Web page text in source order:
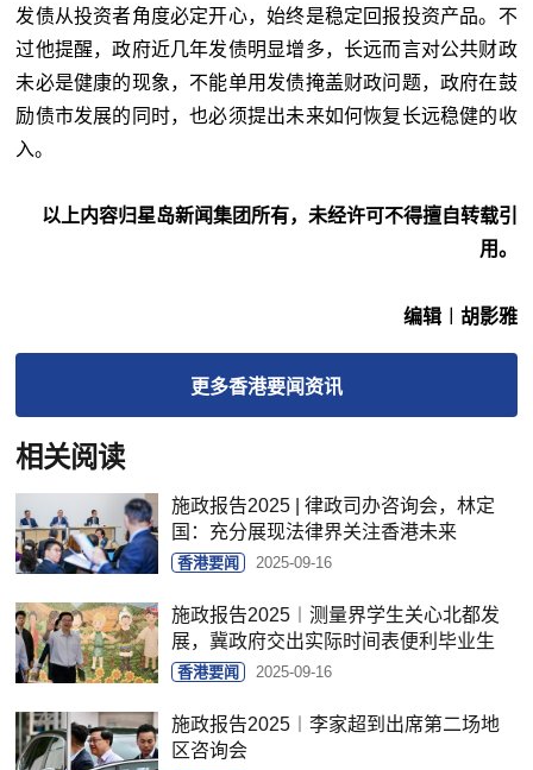
发债从投资者角度必定开心，始终是稳定回报投资产品。不
过他提醒，政府近几年发债明显增多，长远而言对公共财政
未必是健康的现象，不能单用发债掩盖财政问题，政府在鼓
励债市发展的同时，也必须提出未来如何恢复长远稳健的收
入。
以上内容归星岛新闻集团所有，未经许可不得擅自转载引
用。
编辑︱胡影雅
更多香港要闻资讯
相关阅读
施政报告2025 | 律政司办咨询会，林定
国：充分展现法律界关注香港未来
香港要闻 2025-09-16
施政报告2025︱测量界学生关心北都发
展，冀政府交出实际时间表便利毕业生
香港要闻 2025-09-16
施政报告2025︱李家超到出席第二场地
区咨询会